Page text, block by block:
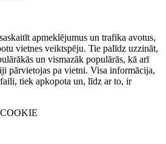
apmeklējumus un trafika avotus,
vietnes veiktspēju. Tie palīdz uzzināt,
un vismazāk populārās, kā arī
pārvietojas pa vietni. Visa informācija,
tiek apkopota un, līdz ar to, ir